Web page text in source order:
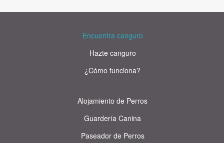
Encuentra canguro
Hazte canguro
¿Cómo funciona?
Alojamiento de Perros
Guardería Canina
Paseador de Perros